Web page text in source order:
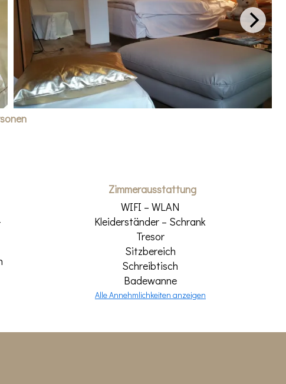
Zimmerausstattung
WIFI – WLAN
Kleiderständer – Schrank
Tresor
Sitzbereich
Schreibtisch
Badewanne
Alle Annehmlichkeiten anzeigen